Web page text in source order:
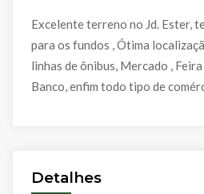
Excelente terreno no Jd. Ester,
para os fundos , Ótima
linhas de ônibus, Mercado ,
Banco, enfim todo tipo de
Detalhes